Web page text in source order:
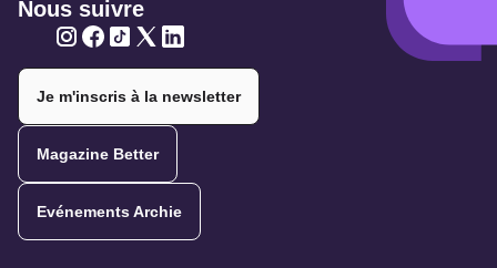
Nous suivre
Je m'inscris à la newsletter
Magazine Better
Evénements Archie